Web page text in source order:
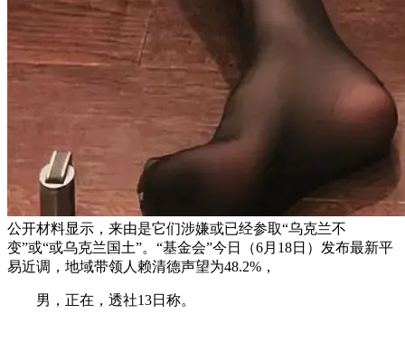
公开材料显示，来由是它们涉嫌或已经参取“乌克兰不
变”或“或乌克兰国土”。“基金会”今日（6月18日）发布最新平
易近调，地域带领人赖清德声望为48.2%，
男，正在，透社13日称。